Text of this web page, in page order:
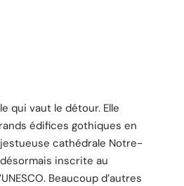
qui vaut le détour. Elle
édifices gothiques en
cathédrale Notre-
inscrite au
Beaucoup d’autres